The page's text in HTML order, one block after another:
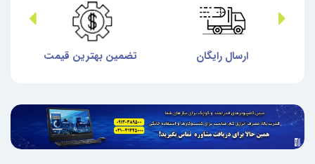
ارسال رایگان تضمین بهترین قیمت